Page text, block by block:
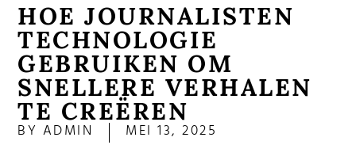
HOE JOURNALISTEN
TECHNOLOGIE
GEBRUIKEN OM
SNELLERE VERHALEN
TE CREËREN
BY ADMIN MEI 13, 2025